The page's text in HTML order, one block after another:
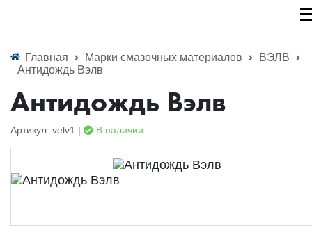
Главная Марки смазочных материалов
ВЭЛВ
Антидождь Вэлв
Антидождь Вэлв
Артикул: velv1 | В наличии